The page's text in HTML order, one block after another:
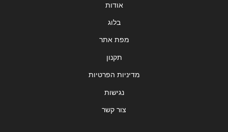
אודות
בלוג
מפת אתר
תקנון
מדיניות הפרטיות
נגישות
צור קשר